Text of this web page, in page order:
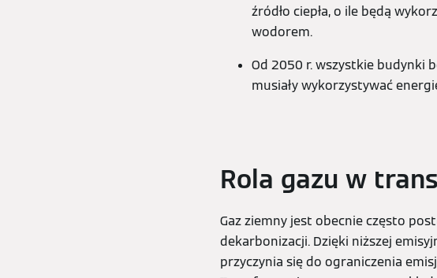
źródło ciepła, o ile będą
wodorem.
Od 2050 r. wszystkie budynki
musiały wykorzystywać
Rola gazu w
Gaz ziemny jest obecnie często
dekarbonizacji. Dzięki niższej
przyczynia się do ograniczenia